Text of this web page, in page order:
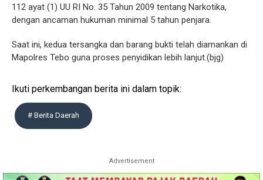
112 ayat (1) UU RI No. 35 Tahun 2009 tentang Narkotika,
dengan ancaman hukuman minimal 5 tahun penjara.
Saat ini, kedua tersangka dan barang bukti telah diamankan di
Mapolres Tebo guna proses penyidikan lebih lanjut.(bjg)
Ikuti perkembangan berita ini dalam topik:
# Berita Daerah
Advertisement